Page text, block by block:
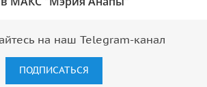
на наш Telegram-канал
ПОДПИСАТЬСЯ